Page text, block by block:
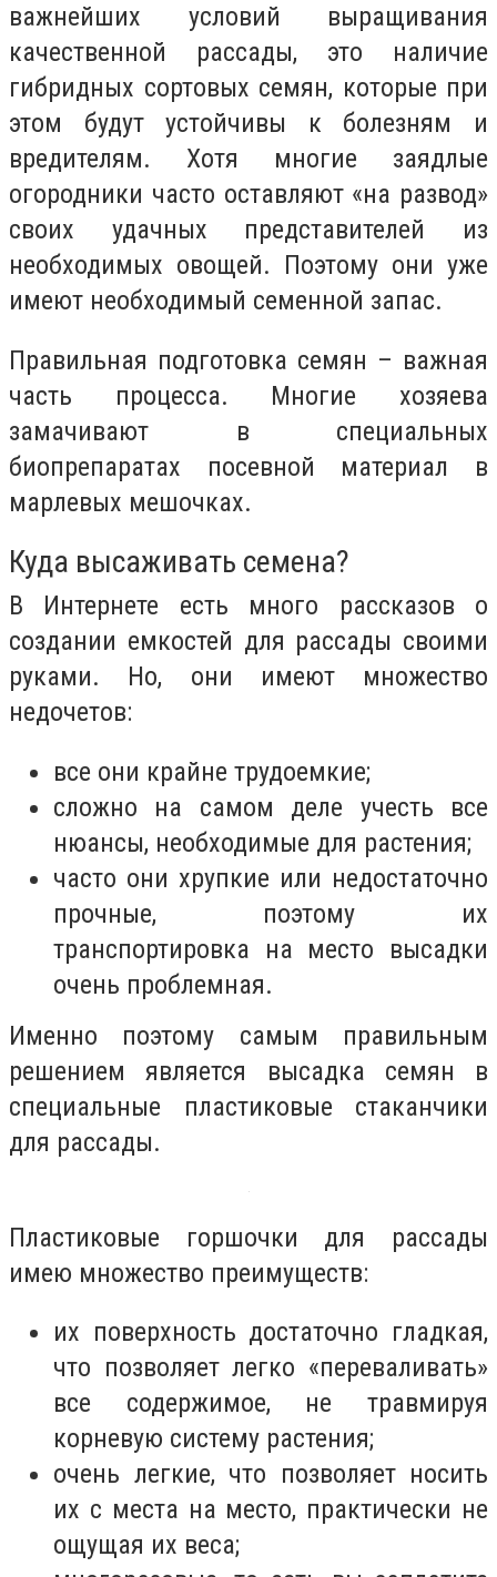
важнейших условий выращивания
качественной рассады, это наличие
гибридных сортовых семян, которые при
этом будут устойчивы к болезням и
вредителям. Хотя многие заядлые
огородники часто оставляют «на развод»
своих удачных представителей из
необходимых овощей. Поэтому они уже
имеют необходимый семенной запас.
Правильная подготовка семян – важная
часть процесса. Многие хозяева
замачивают в специальных
биопрепаратах посевной материал в
марлевых мешочках.
Куда высаживать семена?
В Интернете есть много рассказов о
создании емкостей для рассады своими
руками. Но, они имеют множество
недочетов:
все они крайне трудоемкие;
сложно на самом деле учесть все
нюансы, необходимые для растения;
часто они хрупкие или недостаточно
прочные, поэтому их
транспортировка на место высадки
очень проблемная.
Именно поэтому самым правильным
решением является высадка семян в
специальные пластиковые стаканчики
для рассады.
Пластиковые горшочки для рассады
имею множество преимуществ:
их поверхность достаточно гладкая,
что позволяет легко «переваливать»
все содержимое, не травмируя
корневую систему растения;
очень легкие, что позволяет носить
их с места на место, практически не
ощущая их веса;